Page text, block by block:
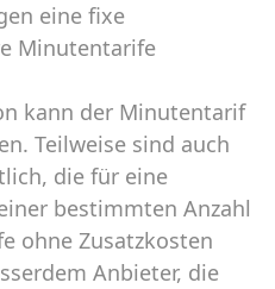
eine fixe
Minutentarife
kann der Minutentarif
Teilweise sind auch
die für eine
bestimmten Anzahl
ohne Zusatzkosten
Anbieter, die